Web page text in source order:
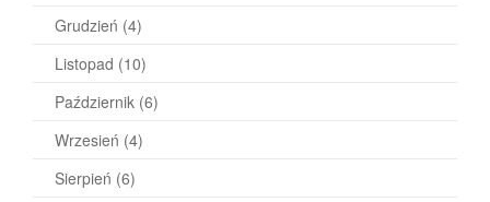
Grudzień (4)
Listopad (10)
Październik (6)
Wrzesień (4)
Sierpień (6)